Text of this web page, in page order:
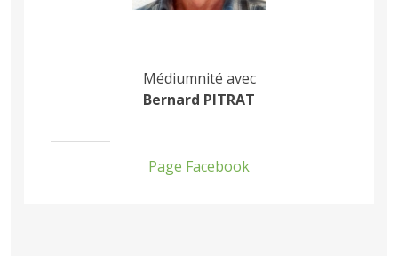
Médiumnité avec
Bernard PITRAT
Page Facebook